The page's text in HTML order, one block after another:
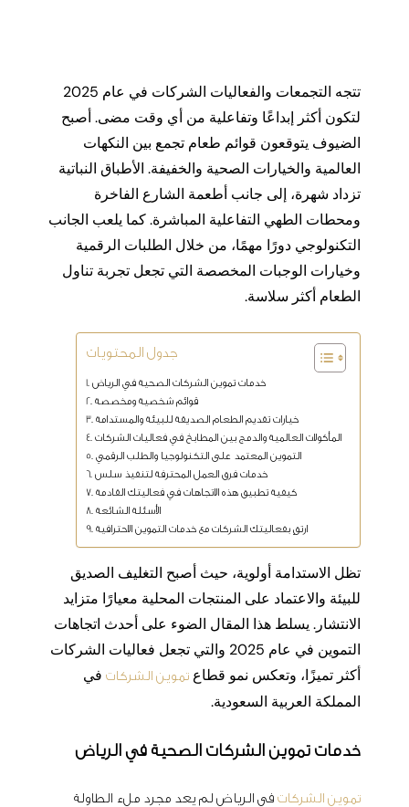
تتجه التجمعات والفعاليات الشركات في عام 2025
لتكون أكثر إبداعًا وتفاعلية من أي وقت مضى. أصبح
الضيوف يتوقعون قوائم طعام تجمع بين النكهات
العالمية والخيارات الصحية والخفيفة. الأطباق النباتية
تزداد شهرة، إلى جانب أطعمة الشارع الفاخرة
ومحطات الطهي التفاعلية المباشرة. كما يلعب الجانب
التكنولوجي دورًا مهمًا، من خلال الطلبات الرقمية
وخيارات الوجبات المخصصة التي تجعل تجربة تناول
الطعام أكثر سلاسة.
جدول المحتويات
خدمات تموين الشركات الصحية في الرياض
قوائم شخصية ومخصصة
خيارات تقديم الطعام الصديقة للبيئة والمستدامة
المأكولات العالمية والدمج بين المطابخ في فعاليات الشركات
التموين المعتمد على التكنولوجيا والطلب الرقمي
خدمات فرق العمل المحترفة لتنفيذ سلس
كيفية تطبيق هذه الاتجاهات في فعاليتك القادمة
الأسئلة الشائعة
ارتقِ بفعاليتك الشركات مع خدمات التموين الاحترافية
تظل الاستدامة أولوية، حيث أصبح التغليف الصديق
للبيئة والاعتماد على المنتجات المحلية معيارًا متزايد
الانتشار. يسلط هذا المقال الضوء على أحدث اتجاهات
التموين في عام 2025 والتي تجعل فعاليات الشركات
أكثر تميزًا، وتعكس نمو قطاع تموين الشركاتفي
المملكة العربية السعودية.
خدمات تموين الشركات الصحية في الرياض
تموين الشركاتفي الرياض لم يعد مجرد ملء الطاولة